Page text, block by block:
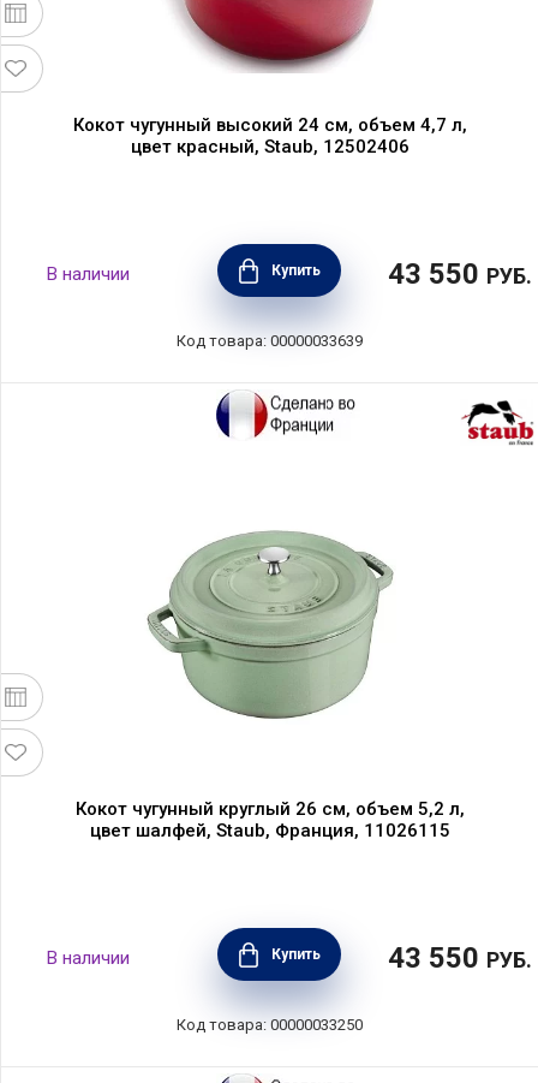
Кокот чугунный высокий 24 см, объем 4,7 л,
цвет красный, Staub, 12502406
В наличии Купить 43 550 РУБ.
Код товара: 00000033639
Кокот чугунный круглый 26 см, объем 5,2 л,
цвет шалфей, Staub, Франция, 11026115
В наличии Купить 43 550 РУБ.
Код товара: 00000033250